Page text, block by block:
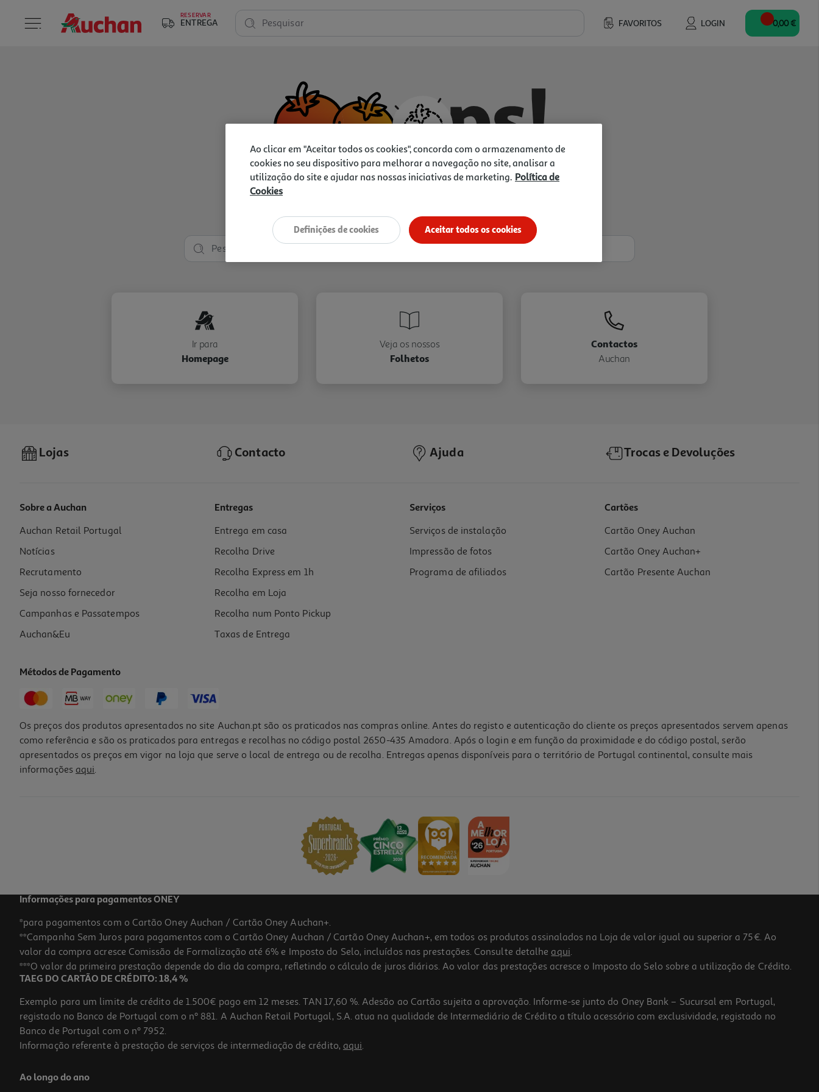
RESERVAR
ENTREGA FAVORITOS LOGIN
Pesquisar 0,00 €
Vamos tentar de novo?
Ir para
Homepage
Veja os nossos
Folhetos
Contactos
Auchan
Lojas Contacto Ajuda Trocas e Devoluções
Sobre a Auchan
Auchan Retail Portugal
Notícias
Recrutamento
Seja nosso fornecedor
Campanhas e Passatempos
Auchan&Eu
Entregas
Entrega em casa
Recolha Drive
Recolha Express em 1h
Recolha em Loja
Recolha num Ponto Pickup
Taxas de Entrega
Serviços
Serviços de instalação
Impressão de fotos
Programa de afiliados
Cartões
Cartão Oney Auchan
Cartão Oney Auchan+
Cartão Presente Auchan
Métodos de Pagamento
Os preços dos produtos apresentados no site Auchan.pt são os praticados nas compras online. Antes do registo e autenticação do cliente os preços apresentados servem apenas
como referência e são os praticados para entregas e recolhas no código postal 2650-435 Amadora. Após o login e em função da proximidade e do código postal, serão
apresentados os preços em vigor na loja que serve o local de entrega ou de recolha. Entregas apenas disponíveis para o território de Portugal continental, consulte mais
informações aqui.
Informações para pagamentos ONEY
*para pagamentos com o Cartão Oney Auchan / Cartão Oney Auchan+.
**Campanha Sem Juros para pagamentos com o Cartão Oney Auchan / Cartão Oney Auchan+, em todos os produtos assinalados na Loja de valor igual ou superior a 75€. Ao
valor da compra acresce Comissão de Formalização até 6% e Imposto do Selo, incluídos nas prestações. Consulte detalhe aqui.
***O valor da primeira prestação depende do dia da compra, refletindo o cálculo de juros diários. Ao valor das prestações acresce o Imposto do Selo sobre a utilização de Crédito.
TAEG DO CARTÃO DE CRÉDITO: 18,4 %
Exemplo para um limite de crédito de 1.500€ pago em 12 meses. TAN 17,60 %. Adesão ao Cartão sujeita a aprovação. Informe-se junto do Oney Bank – Sucursal em Portugal,
registado no Banco de Portugal com o nº 881. A Auchan Retail Portugal, S.A. atua na qualidade de Intermediário de Crédito a título acessório com exclusividade, registado no
Banco de Portugal com o nº 7952.
Informação referente à prestação de serviços de intermediação de crédito, aqui.
Ao longo do ano
Ao clicar em "Aceitar todos os cookies", concorda com o armazenamento de
cookies no seu dispositivo para melhorar a navegação no site, analisar a
utilização do site e ajudar nas nossas iniciativas de marketing. Política de
Cookies
Aceitar todos os cookies
Definições de cookies